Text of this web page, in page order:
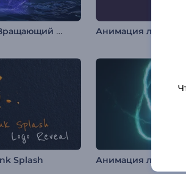
Анимация лого: Вращающий портал в ночи
Splash